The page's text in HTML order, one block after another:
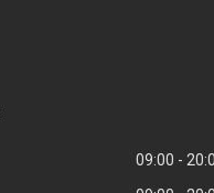
09:00